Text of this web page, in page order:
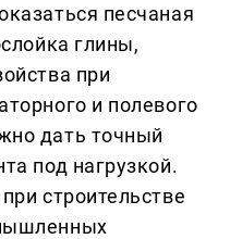
песчаная
глины,
при
и полевого
дать точный
под нагрузкой.
строительстве